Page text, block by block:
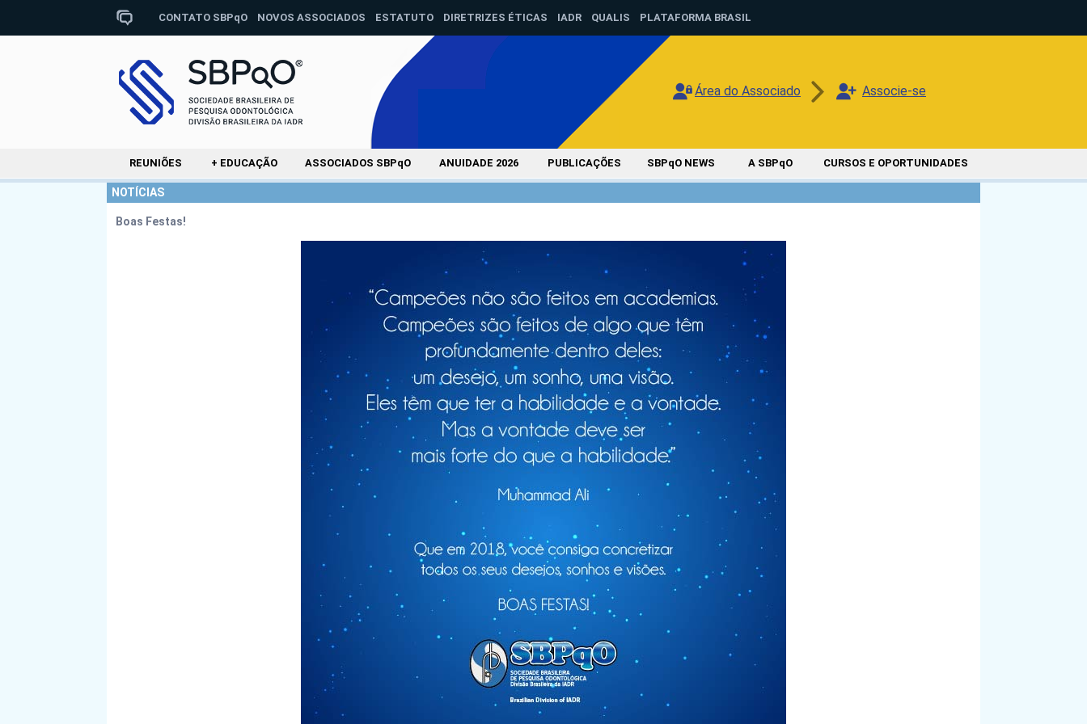
CONTATO SBPqO NOVOS ASSOCIADOS ESTATUTO DIRETRIZES ÉTICAS IADR QUALIS PLATAFORMA BRASIL
Área do Associado Associe-se
REUNIÕES + EDUCAÇÃO ASSOCIADOS SBPqO ANUIDADE 2026 PUBLICAÇÕES SBPqO NEWS A SBPqO CURSOS E OPORTUNIDADES
NOTÍCIAS
Boas Festas!